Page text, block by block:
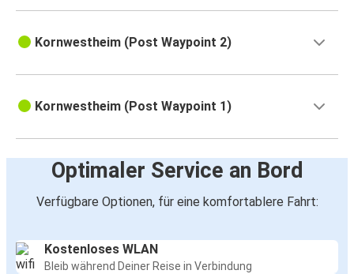
Kornwestheim (Post Waypoint 2)
Kornwestheim (Post Waypoint 1)
Optimaler Service an Bord
Verfügbare Optionen, für eine komfortablere Fahrt:
Kostenloses WLAN
Bleib während Deiner Reise in Verbindung